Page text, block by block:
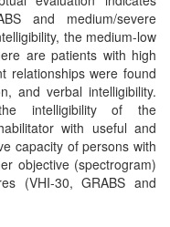
and medium/severe
the medium-low
are patients with high
relationships were found
and verbal intelligibility.
intelligibility of the
with useful and
capacity of persons with
objective (spectrogram)
(VHI-30, GRABS and